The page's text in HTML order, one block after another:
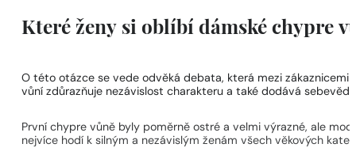
Které ženy si oblíbí dámské chypre
O této otázce se vede odvěká debata, která mezi zákaznicemi
vůní zdůrazňuje nezávislost charakteru a také dodává
První chypre vůně byly poměrně ostré a velmi výrazné, ale
nejvíce hodí k silným a nezávislým ženám všech věkových